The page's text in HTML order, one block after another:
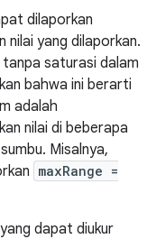
dilaporkan
nilai yang dilaporkan.
saturasi dalam
bahwa ini berarti
adalah
nilai di beberapa
Misalnya,
maxRange =
dapat diukur